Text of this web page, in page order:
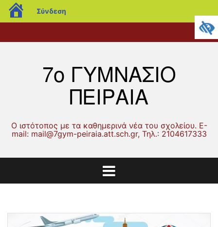
blogs.sch.gr
Σύνδεση
Σχολείου
καικαιθέματα
Εργασίες
7ο ΓΥΜΝΑΣΙΟ
ΠΕΙΡΑΙΑ
Ο ιστότοπος με τα καθημερινά νέα του σχολείου. Ε-
mail: mail@7gym-peiraia.att.sch.gr, Τηλ.: 2104617333